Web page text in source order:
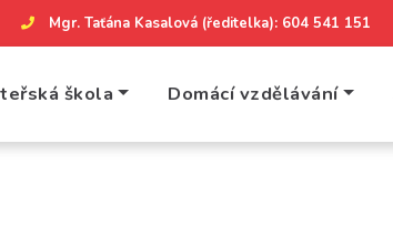
Mgr. Taťána Kasalová (ředitelka): 604 541 151
škola Domácí vzdělávání